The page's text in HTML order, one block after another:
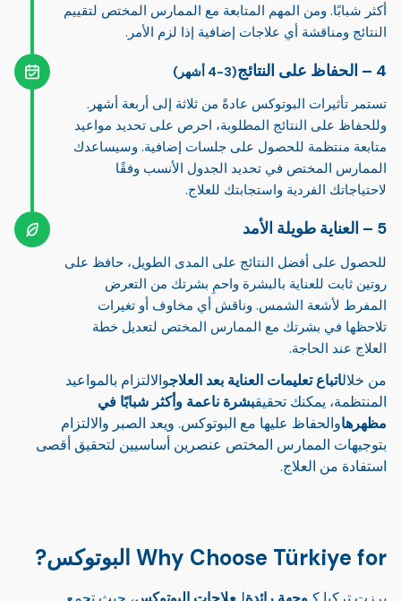
أكثر شبابًا. ومن المهم المتابعة مع الممارس المختص لتقييم
النتائج ومناقشة أي علاجات إضافية إذا لزم الأمر.
الحفاظ على النتائج(3-4 أشهر)
تستمر تأثيرات البوتوكس عادةً من ثلاثة إلى أربعة أشهر.
وللحفاظ على النتائج المطلوبة، احرص على تحديد مواعيد
متابعة منتظمة للحصول على جلسات إضافية. وسيساعدك
الممارس المختص في تحديد الجدول الأنسب وفقًا
لاحتياجاتك الفردية واستجابتك للعلاج.
العناية طويلة الأمد
للحصول على أفضل النتائج على المدى الطويل، حافظ على
روتين ثابت للعناية بالبشرة واحمِ بشرتك من التعرض
المفرط لأشعة الشمس. وناقش أي مخاوف أو تغيرات
تلاحظها في بشرتك مع الممارس المختص لتعديل خطة
العلاج عند الحاجة.
من خلالاتباع تعليمات العناية بعد العلاجوالالتزام بالمواعيد
المنتظمة، يمكنك تحقيقبشرة ناعمة وأكثر شبابًا في
مظهرهاوالحفاظ عليها مع البوتوكس. ويعد الصبر والالتزام
بتوجيهات الممارس المختص عنصرين أساسيين لتحقيق أقصى
استفادة من العلاج.
Why Choose Türkiye for البوتوكس?